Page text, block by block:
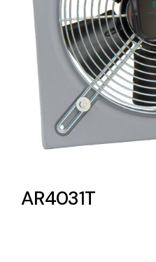
Lighting and
Equipment
Complete solutions in
material for each project
AR4031T